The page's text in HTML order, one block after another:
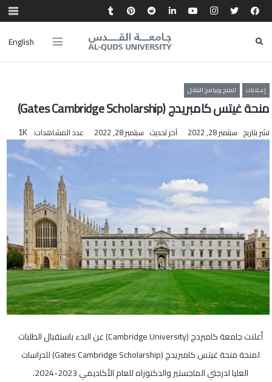
English
إعـلانات المنح وبرامج التبادل
منحة غيتس كامبريدج (Gates Cambridge Scholarship)
نشر بتاريخ سبتمبر 28, 2022 آخر تحديث سبتمبر 28, 2022 عدد المشاهدات: 1K
أعلنت جامعة كامبردج (Cambridge University) عن البدء باستقبال الطلبات
لمنحة منحة غيتس كامبريدج (Gates Cambridge Scholarship) للدراسات
العليا لدرجتي الماجستير والدكتوراه للعام الأكاديمي 2023-2024.